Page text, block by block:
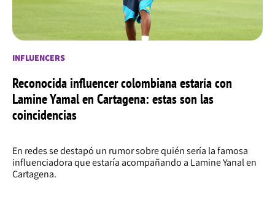
INFLUENCERS
Reconocida influencer colombiana estaría con
Lamine Yamal en Cartagena: estas son las
coincidencias
En redes se destapó un rumor sobre quién sería la famosa
influenciadora que estaría acompañando a Lamine Yanal en
Cartagena.